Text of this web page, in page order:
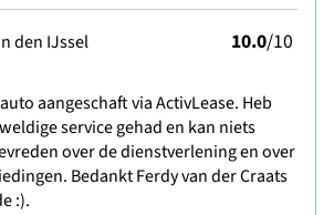
den IJssel 10.0/10
aangeschaft via ActivLease. Heb
service gehad en kan niets
over de dienstverlening en over
Bedankt Ferdy van der Craats
:).